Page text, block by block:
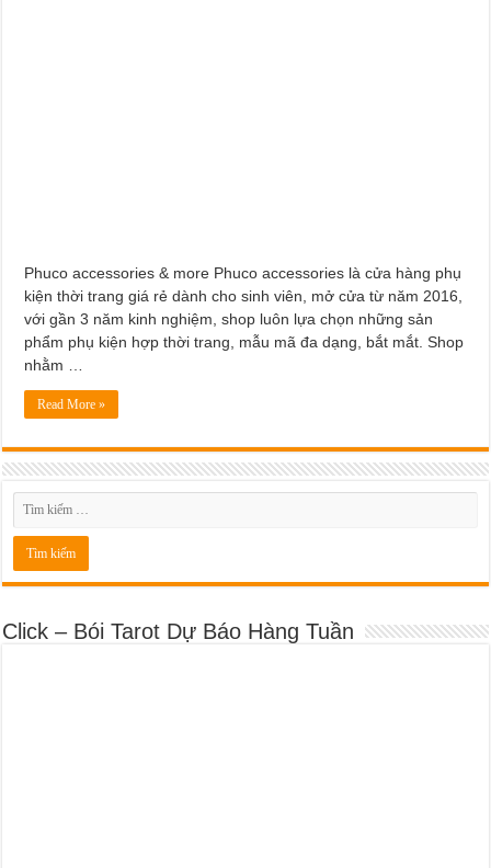
Phuco accessories & more Phuco accessories là cửa hàng phụ
kiện thời trang giá rẻ dành cho sinh viên, mở cửa từ năm 2016,
với gần 3 năm kinh nghiệm, shop luôn lựa chọn những sản
phẩm phụ kiện hợp thời trang, mẫu mã đa dạng, bắt mắt. Shop
nhằm …
Read More »
Click – Bói Tarot Dự Báo Hàng Tuần